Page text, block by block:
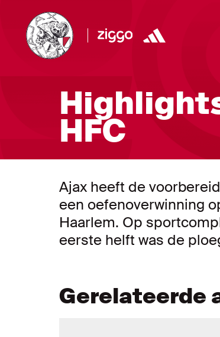
HFC
Ajax heeft de
een oefenoverwinning
Haarlem. Op
eerste helft was de
Gerelateerde